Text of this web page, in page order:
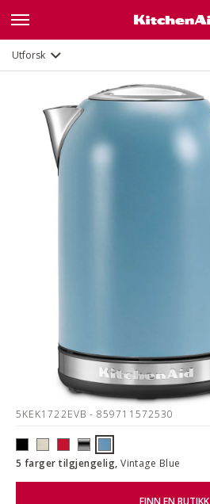
Utforsk
5KEK1722EVB - 859711572530
5 farger tilgjengelig,Vintage Blue
FINN EN BUTIKK